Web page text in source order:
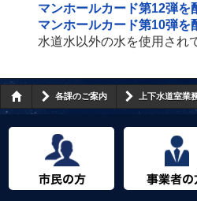
マンホールカード第12弾を
マンホールカード第10弾を
水道水以外の水を使用され
各課のご案内 上下水道室業